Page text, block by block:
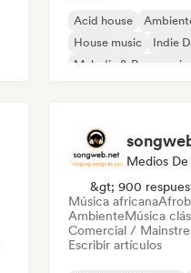
Acid house
House music
Indie
Melodic &
&gt; 900
Música africana
AmbienteMúsica
Comercial /
Escribir artículos